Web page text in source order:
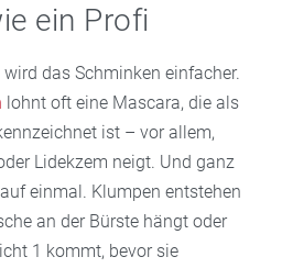
ein Profi
das Schminken einfacher.
lohnt oft eine Mascara, die als
ist – vor allem,
Lidekzem neigt. Und ganz
einmal. Klumpen entstehen
an der Bürste hängt oder
1 kommt, bevor sie